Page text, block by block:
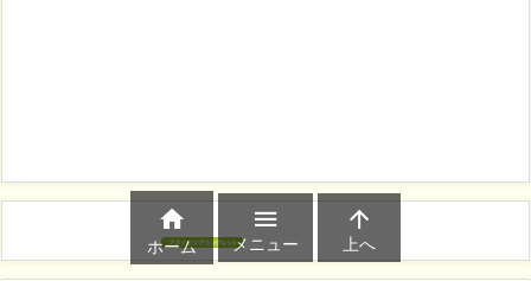

ホーム

メニュー

上へ